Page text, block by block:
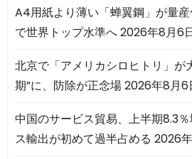
A4用紙より薄い「蝉翼鋼」が量
で世界トップ水準へ2026年8月6
北京で「アメリカシロヒトリ」
期”に、防除が正念場2026年8月6
中国のサービス貿易、上半期8.3
ス輸出が初めて過半占める 2026